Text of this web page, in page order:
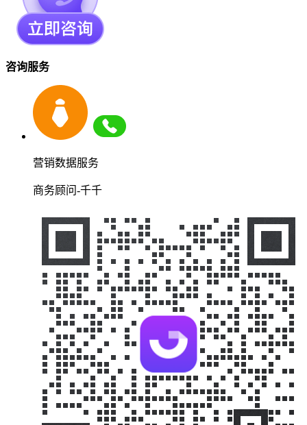
咨询服务
营销数据服务
商务顾问-千千